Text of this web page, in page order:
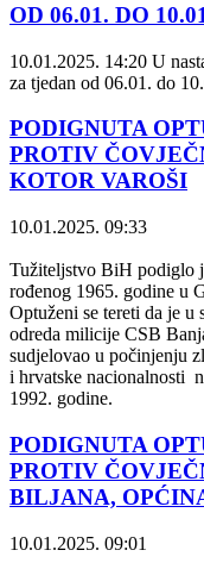
OD 06.01. DO
10.01.2025. 14:20 U
za tjedan od 06.01. do
PODIGNUTA
PROTIV
KOTOR VAROŠI
10.01.2025. 09:33
Tužiteljstvo BiH podiglo
rođenog 1965. godine u
Optuženi se tereti da je
odreda milicije CSB
sudjelovao u počinjenju
i hrvatske nacionalnosti
1992. godine.
PODIGNUTA
PROTIV
BILJANA,
10.01.2025. 09:01